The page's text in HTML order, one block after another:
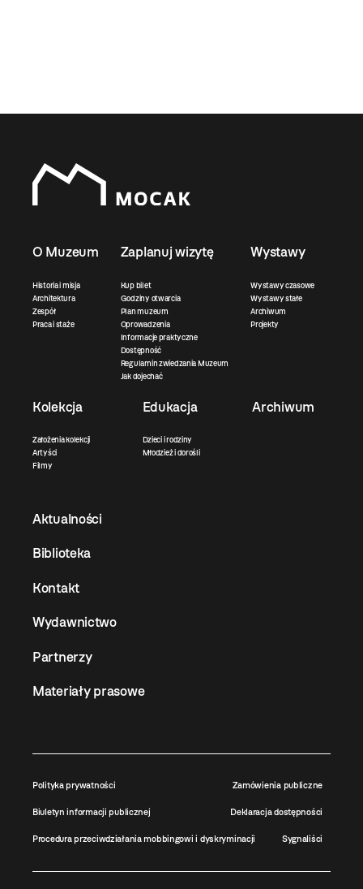
O Muzeum
Historia i misja
Architektura
Zespół
Praca i staże
Zaplanuj wizytę
Kup bilet
Godziny otwarcia
Plan muzeum
Oprowadzenia
Informacje praktyczne
Dostępność
Regulamin zwiedzania Muzeum
Jak dojechać
Wystawy
Wystawy czasowe
Wystawy stałe
Archiwum
Projekty
Kolekcja
Założenia kolekcji
Artyści
Filmy
Edukacja
Dzieci i rodziny
Młodzież i dorośli
Archiwum
Aktualności
Biblioteka
Kontakt
Wydawnictwo
Partnerzy
Materiały prasowe
Polityka prywatności Zamówienia publiczne
Biuletyn informacji publicznej Deklaracja dostępności
Procedura przeciwdziałania mobbingowi i dyskryminacji Sygnaliści